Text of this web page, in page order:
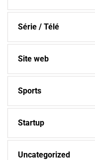
Série / Télé
Site web
Sports
Startup
Uncategorized